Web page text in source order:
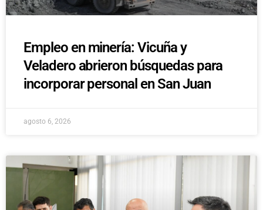
Empleo en minería: Vicuña y
Veladero abrieron búsquedas para
incorporar personal en San Juan
agosto 6, 2026